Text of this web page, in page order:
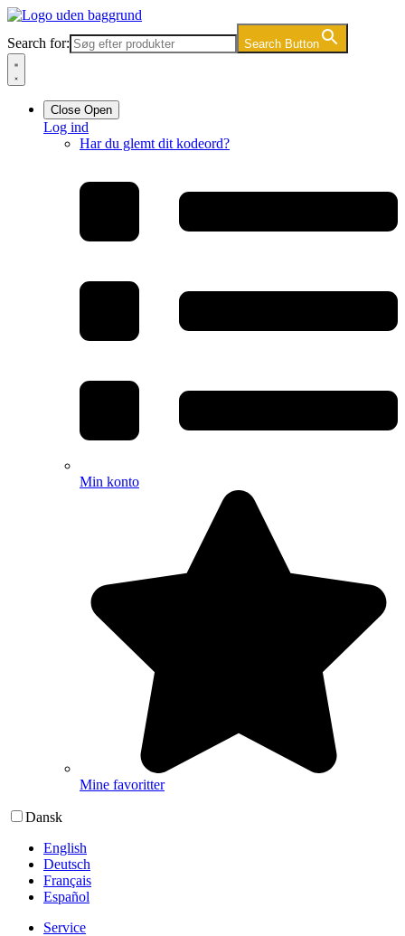
Videre
indhold
Search for: Search Button
Close Open
Log ind
Har du glemt dit kodeord?
Min konto
Mine favoritter
Dansk
English
Deutsch
Français
Español
Service